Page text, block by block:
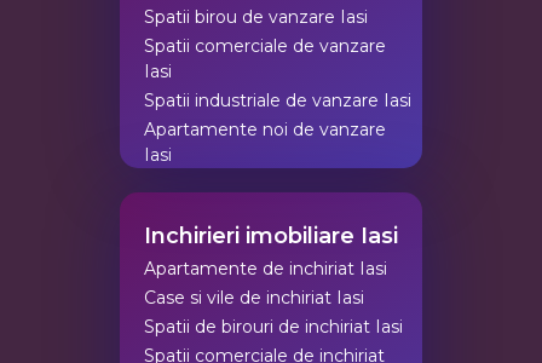
Spatii birou de vanzare Iasi
Spatii comerciale de vanzare
Iasi
Spatii industriale de vanzare Iasi
Apartamente noi de vanzare
Iasi
Inchirieri imobiliare Iasi
Apartamente de inchiriat Iasi
Case si vile de inchiriat Iasi
Spatii de birouri de inchiriat Iasi
Spatii comerciale de inchiriat